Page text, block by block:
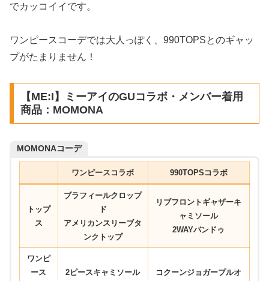
でカッコイイです。
ワンピースコーデでは大人っぽく、990TOPSとのギャッ
プがたまりません！
【ME:I】ミーアイのGUコラボ・メンバー着用
商品：MOMONA
MOMONAコーデ
ワンピースコラボ 990TOPSコラボ
トップ
ス
ブラフィールクロップ
ド
アメリカンスリーブタ
ンクトップ
リブフロントギャザーキ
ャミソール
2WAYバンドゥ
ワンピ
ース
2ピースキャミソール
コクーンジョガープルオ